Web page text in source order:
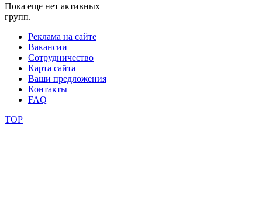
Пока еще нет активных
групп.
Реклама на сайте
Вакансии
Сотрудничество
Карта сайта
Ваши предложения
Контакты
FAQ
TOP